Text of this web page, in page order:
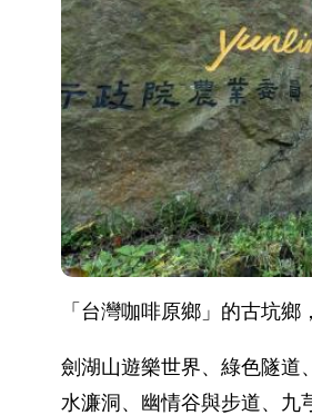
「台灣咖啡原鄉」的古坑
劍湖山遊樂世界、綠色隧道
水濂洞、幽情谷與步道、九